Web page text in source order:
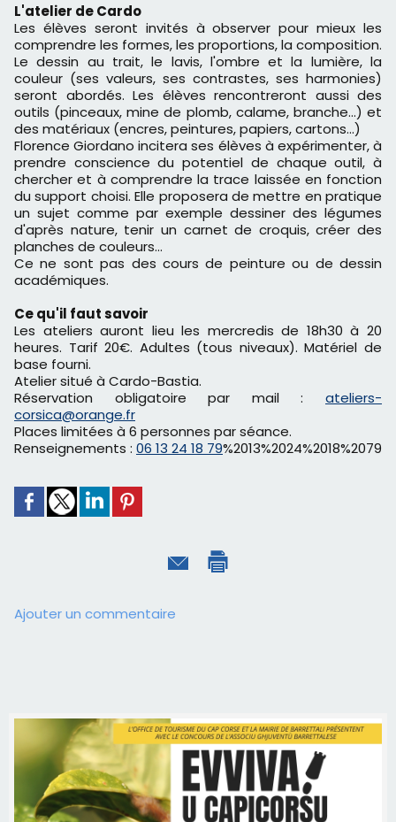
L'atelier de Cardo
Les élèves seront invités à observer pour mieux les
comprendre les formes, les proportions, la composition.
Le dessin au trait, le lavis, l'ombre et la lumière, la
couleur (ses valeurs, ses contrastes, ses harmonies)
seront abordés. Les élèves rencontreront aussi des
outils (pinceaux, mine de plomb, calame, branche...) et
des matériaux (encres, peintures, papiers, cartons...)
Florence Giordano incitera ses élèves à expérimenter, à
prendre conscience du potentiel de chaque outil, à
chercher et à comprendre la trace laissée en fonction
du support choisi. Elle proposera de mettre en pratique
un sujet comme par exemple dessiner des légumes
d'après nature, tenir un carnet de croquis, créer des
planches de couleurs...
Ce ne sont pas des cours de peinture ou de dessin
académiques.
Ce qu'il faut savoir
Les ateliers auront lieu les mercredis de 18h30 à 20
heures. Tarif 20€. Adultes (tous niveaux). Matériel de
base fourni.
Atelier situé à Cardo-Bastia.
Réservation obligatoire par mail : ateliers-
corsica@orange.fr
Places limitées à 6 personnes par séance.
Renseignements : 06 13 24 18 79%2013%2024%2018%2079
Ajouter un commentaire